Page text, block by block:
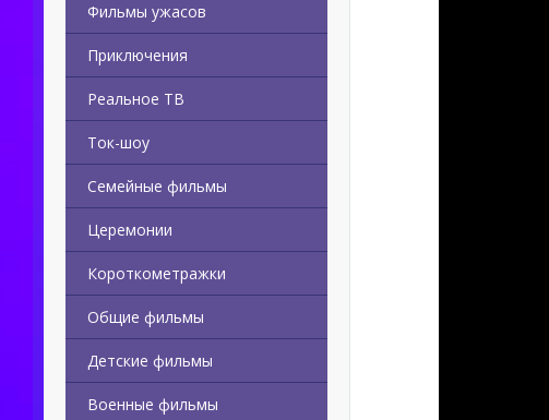
Фильмы ужасов
Приключения
Реальное ТВ
Ток-шоу
Семейные фильмы
Церемонии
Короткометражки
Общие фильмы
Детские фильмы
Военные фильмы